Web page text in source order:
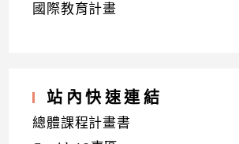
國際教育計畫
站內快速連結
總體課程計畫書